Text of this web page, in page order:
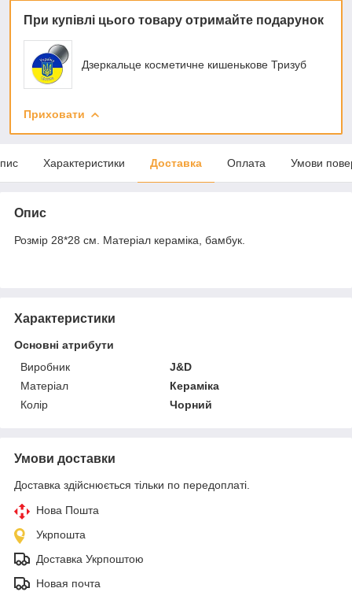
При купівлі цього товару отримайте подарунок
Дзеркальце косметичне кишенькове Тризуб
Приховати
Характеристики Доставка Оплата Умови
Опис
Розмір 28*28 см. Матеріал кераміка, бамбук.
Характеристики
Основні атрибути
Виробник
J&D
Матеріал
Кераміка
Колір
Чорний
Умови доставки
Доставка здійснюється тільки по передоплаті.
Нова Пошта
Укрпошта
Доставка Укрпоштою
Новая почта